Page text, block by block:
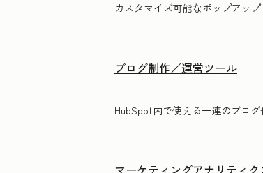
カスタマイズ可能なポップアッ
ブログ制作／運営ツール
HubSpot内で使える一連のブロ
マーケティングアナリティ